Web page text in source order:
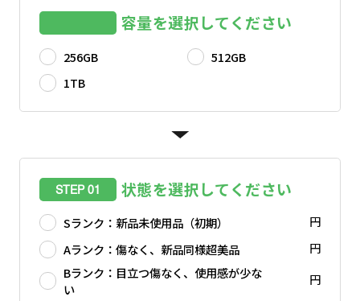
容量を選択してください
256GB
512GB
1TB
STEP 01 状態を選択してください
Sランク：新品未使用品（初期）
円
Aランク：傷なく、新品同様超美品
円
Bランク：目立つ傷なく、使用感が少な
い
円